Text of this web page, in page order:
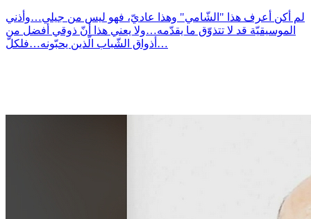
لم أكن أعرف هذا "الشّامي" وهذا عاديّ، فهو ليس من جيلي…وأذني
الموسيقيّة قد لا تتذوّق ما يقدّمه…ولا يعني هذا أنّ ذوقي أفضل من
أذواق الشّباب الّذين يحبّونه…فلكلّ…